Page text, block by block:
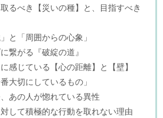
るべき【災いの種】と、目指すべき
と「周囲からの心象」
繋がる『破綻の道』
感じている【心の距離】と【壁】
大切にしているもの」
あの人が惚れている異性
して積極的な行動を取れない理由